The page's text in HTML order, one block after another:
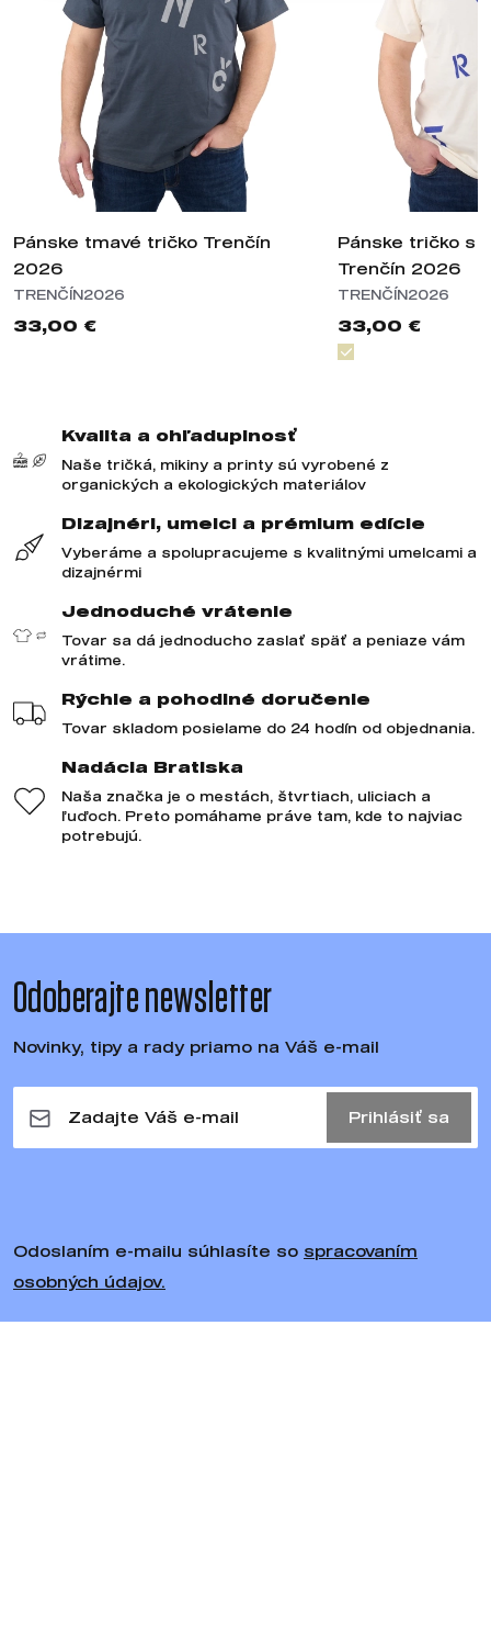
Pánske tmavé tričko Trenčín
2026
TRENČÍN2026
33,00 €
Pánske tričko s
Trenčín 2026
TRENČÍN2026
33,00 €
Kvalita a ohľaduplnosť
Naše tričká, mikiny a printy sú vyrobené z
organických a ekologických materiálov
Dizajnéri, umelci a prémium edície
Vyberáme a spolupracujeme s kvalitnými umelcami a
dizajnérmi
Jednoduché vrátenie
Tovar sa dá jednoducho zaslať späť a peniaze vám
vrátime.
Rýchle a pohodlné doručenie
Tovar skladom posielame do 24 hodín od objednania.
Nadácia Bratiska
Naša značka je o mestách, štvrtiach, uliciach a
ľuďoch. Preto pomáhame práve tam, kde to najviac
potrebujú.
Odoberajte newsletter
Novinky, tipy a rady priamo na Váš e-mail
Prihlásiť sa
Odoslaním e-mailu súhlasíte so spracovaním
osobných údajov.